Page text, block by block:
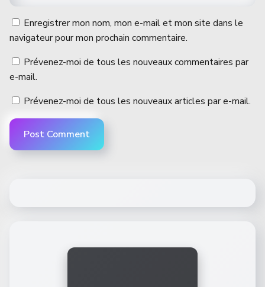
Enregistrer mon nom, mon e-mail et mon site dans le
navigateur pour mon prochain commentaire.
Prévenez-moi de tous les nouveaux commentaires par
e-mail.
Prévenez-moi de tous les nouveaux articles par e-mail.